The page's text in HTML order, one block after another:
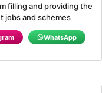
filling and providing the
jobs and schemes
WhatsApp